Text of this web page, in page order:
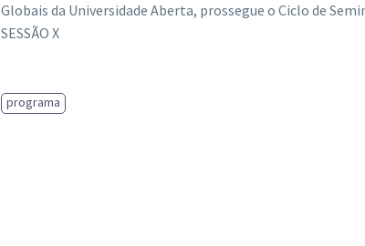
Globais da Universidade Aberta, prossegue o Ciclo de
SESSÃO X
programa